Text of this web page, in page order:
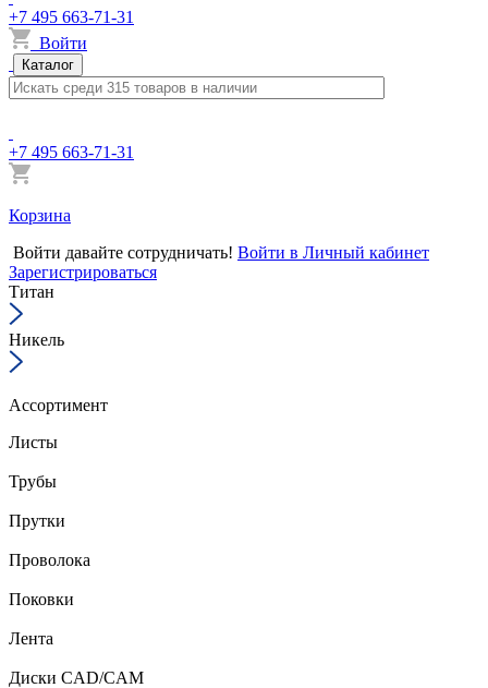
+7 495 663-71-31
Войти
Каталог
+7 495 663-71-31
Корзина
Войти давайте сотрудничать! Войти в Личный кабинет
Зарегистрироваться
Титан
Никель
Ассортимент
Листы
Трубы
Прутки
Проволока
Поковки
Лента
Диски CAD/CAM